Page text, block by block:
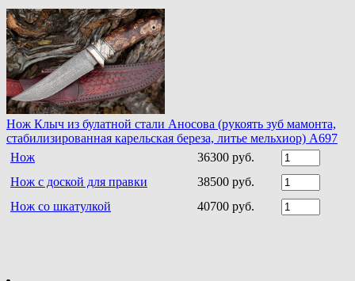
Нож Клыч из булатной стали Аносова (рукоять зуб мамонта,
стабилизированная карельская береза, литье мельхиор) A697
Нож
36300 руб.
Нож с доской для правки
38500 руб.
Нож со шкатулкой
40700 руб.